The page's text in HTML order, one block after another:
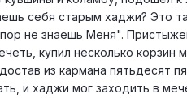
себя старым хаджи? Это
не знаешь Меня".
купил несколько корзин
из кармана пятьдесят
и хаджи мог заходить в